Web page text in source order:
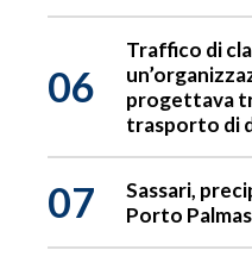
06
Traffico di
progettava
trasporto di
07
Sassari,
Porto